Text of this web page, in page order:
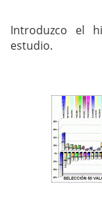
Introduzco el
estudio.